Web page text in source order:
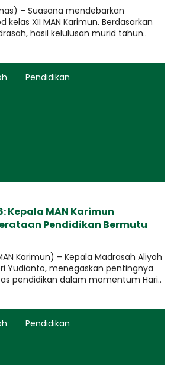
– Suasana mendebarkan
XII MAN Karimun. Berdasarkan
hasil kelulusan murid tahun..
Pendidikan
Kepala MAN Karimun
Pendidikan Bermutu
Karimun) – Kepala Madrasah Aliyah
Yudianto, menegaskan pentingnya
pendidikan dalam momentum Hari..
Pendidikan